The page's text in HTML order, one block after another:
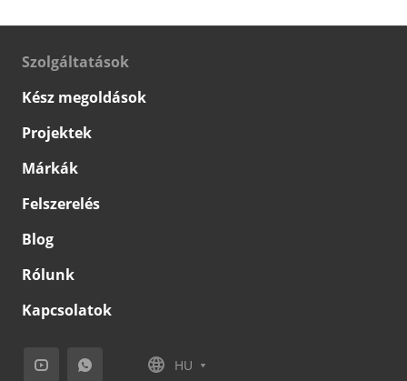
Szolgáltatások
Kész megoldások
Projektek
Márkák
Felszerelés
Blog
Rólunk
Kapcsolatok
HU